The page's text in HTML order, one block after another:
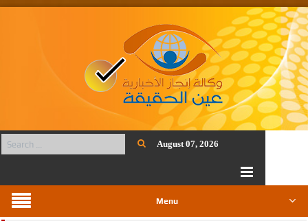
August 07, 2026
Menu